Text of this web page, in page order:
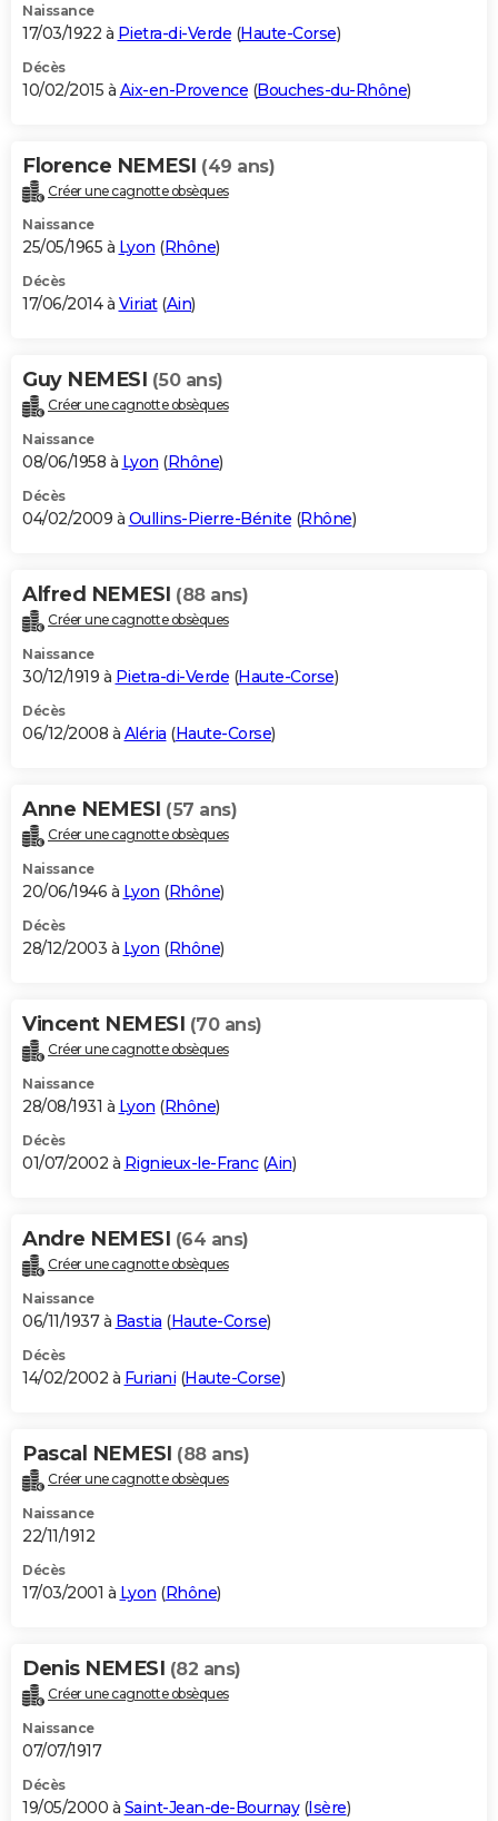
Naissance
17/03/1922 à Pietra-di-Verde (Haute-Corse)
Décès
10/02/2015 à Aix-en-Provence (Bouches-du-Rhône)
Florence NEMESI (49 ans)
Créer une cagnotte obsèques
Naissance
25/05/1965 à Lyon (Rhône)
Décès
17/06/2014 à Viriat(Ain)
Guy NEMESI (50 ans)
Créer une cagnotte obsèques
Naissance
08/06/1958 à Lyon (Rhône)
Décès
04/02/2009 à Oullins-Pierre-Bénite (Rhône)
Alfred NEMESI (88 ans)
Créer une cagnotte obsèques
Naissance
30/12/1919 à Pietra-di-Verde (Haute-Corse)
Décès
06/12/2008 à Aléria (Haute-Corse)
Anne NEMESI (57 ans)
Créer une cagnotte obsèques
Naissance
20/06/1946 à Lyon (Rhône)
Décès
28/12/2003 à Lyon (Rhône)
Vincent NEMESI (70 ans)
Créer une cagnotte obsèques
Naissance
28/08/1931 à Lyon (Rhône)
Décès
01/07/2002 à Rignieux-le-Franc(Ain)
Andre NEMESI (64 ans)
Créer une cagnotte obsèques
Naissance
06/11/1937 à Bastia (Haute-Corse)
Décès
14/02/2002 à Furiani (Haute-Corse)
Pascal NEMESI (88 ans)
Créer une cagnotte obsèques
Naissance
22/11/1912
Décès
17/03/2001 à Lyon (Rhône)
Denis NEMESI (82 ans)
Créer une cagnotte obsèques
Naissance
07/07/1917
Décès
19/05/2000 à Saint-Jean-de-Bournay(Isère)